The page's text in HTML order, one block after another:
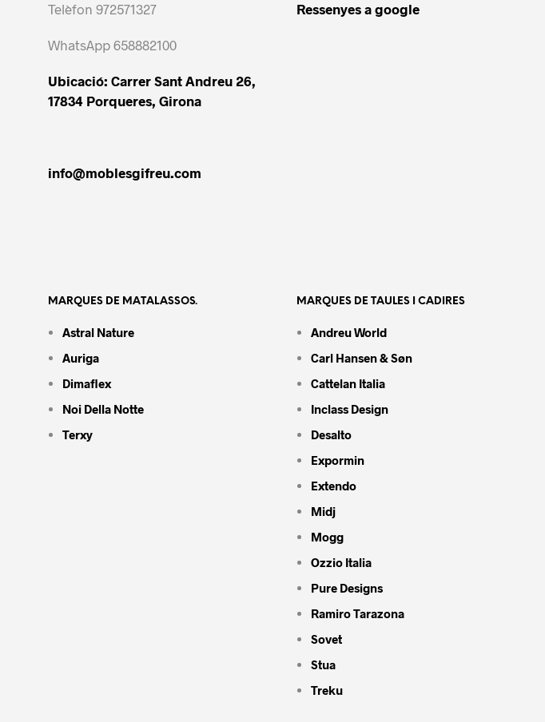
Telèfon 972571327
WhatsApp 658882100
Ubicació: Carrer Sant Andreu 26,
17834 Porqueres, Girona
info@moblesgifreu.com
Ressenyes a google
MARQUES DE MATALASSOS.
Astral Nature
Auriga
Dimaflex
Noi Della Notte
Terxy
MARQUES DE TAULES I CADIRES
Andreu World
Carl Hansen & Søn
Cattelan Italia
Inclass Design
Desalto
Expormin
Extendo
Midj
Mogg
Ozzio Italia
Pure Designs
Ramiro Tarazona
Sovet
Stua
Treku